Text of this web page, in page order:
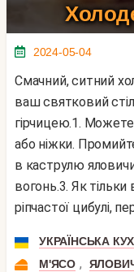
2024-05-04
Смачний, ситний холодець із яловичини прикрасить
ваш святковий
гірчицею.1.
або ніжки.
в каструлю
вогонь.3. Як тільки
ріпчастої цибулі,
УКРАЇНСЬКА
М'ЯСО ,